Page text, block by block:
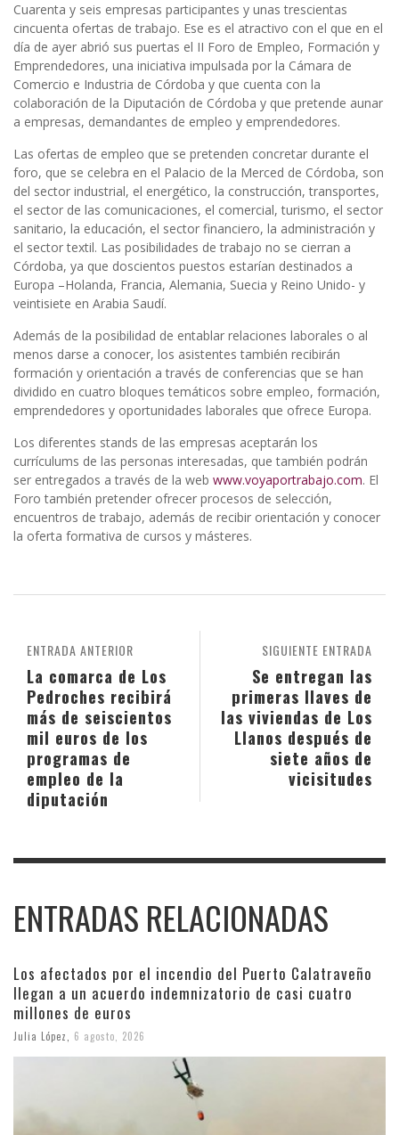
Cuarenta y seis empresas participantes y unas trescientas
cincuenta ofertas de trabajo. Ese es el atractivo con el que en el
día de ayer abrió sus puertas el II Foro de Empleo, Formación y
Emprendedores, una iniciativa impulsada por la Cámara de
Comercio e Industria de Córdoba y que cuenta con la
colaboración de la Diputación de Córdoba y que pretende aunar
a empresas, demandantes de empleo y emprendedores.
Las ofertas de empleo que se pretenden concretar durante el
foro, que se celebra en el Palacio de la Merced de Córdoba, son
del sector industrial, el energético, la construcción, transportes,
el sector de las comunicaciones, el comercial, turismo, el sector
sanitario, la educación, el sector financiero, la administración y
el sector textil. Las posibilidades de trabajo no se cierran a
Córdoba, ya que doscientos puestos estarían destinados a
Europa –Holanda, Francia, Alemania, Suecia y Reino Unido- y
veintisiete en Arabia Saudí.
Además de la posibilidad de entablar relaciones laborales o al
menos darse a conocer, los asistentes también recibirán
formación y orientación a través de conferencias que se han
dividido en cuatro bloques temáticos sobre empleo, formación,
emprendedores y oportunidades laborales que ofrece Europa.
Los diferentes stands de las empresas aceptarán los
currículums de las personas interesadas, que también podrán
ser entregados a través de la web www.voyaportrabajo.com. El
Foro también pretender ofrecer procesos de selección,
encuentros de trabajo, además de recibir orientación y conocer
la oferta formativa de cursos y másteres.
SIGUIENTE ENTRADA
Se entregan las
primeras llaves de
las viviendas de Los
Llanos después de
siete años de
vicisitudes
ENTRADA ANTERIOR
La comarca de Los
Pedroches recibirá
más de seiscientos
mil euros de los
programas de
empleo de la
diputación
ENTRADAS RELACIONADAS
Los afectados por el incendio del Puerto Calatraveño
llegan a un acuerdo indemnizatorio de casi cuatro
millones de euros
Julia López 6 agosto, 2026